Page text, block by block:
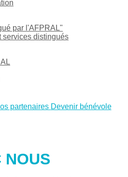
par l'AFPRAL"
services distingués
partenaires Devenir bénévole
NOUS